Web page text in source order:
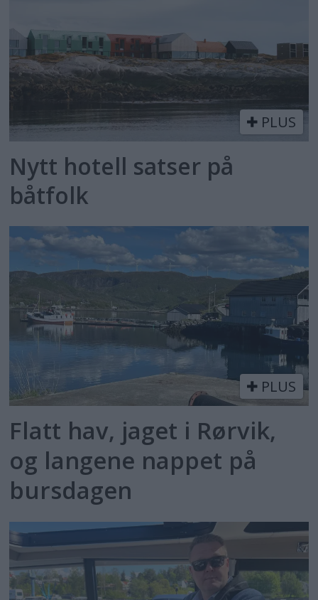
PLUS
Nytt hotell satser på
båtfolk
PLUS
Flatt hav, jaget i Rørvik,
og langene nappet på
bursdagen